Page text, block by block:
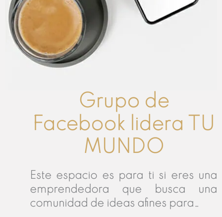
Grupo de
Facebook lidera TU
MUNDO
Este espacio es para ti si eres una
emprendedora que busca una
comunidad de ideas afines para…